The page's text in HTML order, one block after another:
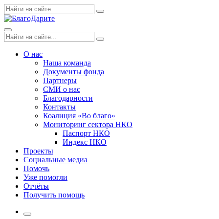
Skip
to
Поиск
по:
Search
Menu
Поиск
по:
Search
О нас
Наша команда
Документы фонда
Партнеры
СМИ о нас
Благодарности
Контакты
Коалиция «Во благо»
Мониторинг сектора НКО
Паспорт НКО
Индекс НКО
Проекты
Социальные медиа
Помочь
Уже помогли
Отчёты
Получить помощь
More